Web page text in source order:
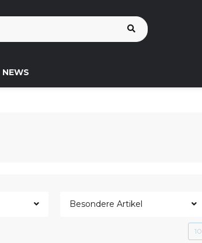
NEWS
Besondere Artikel
10